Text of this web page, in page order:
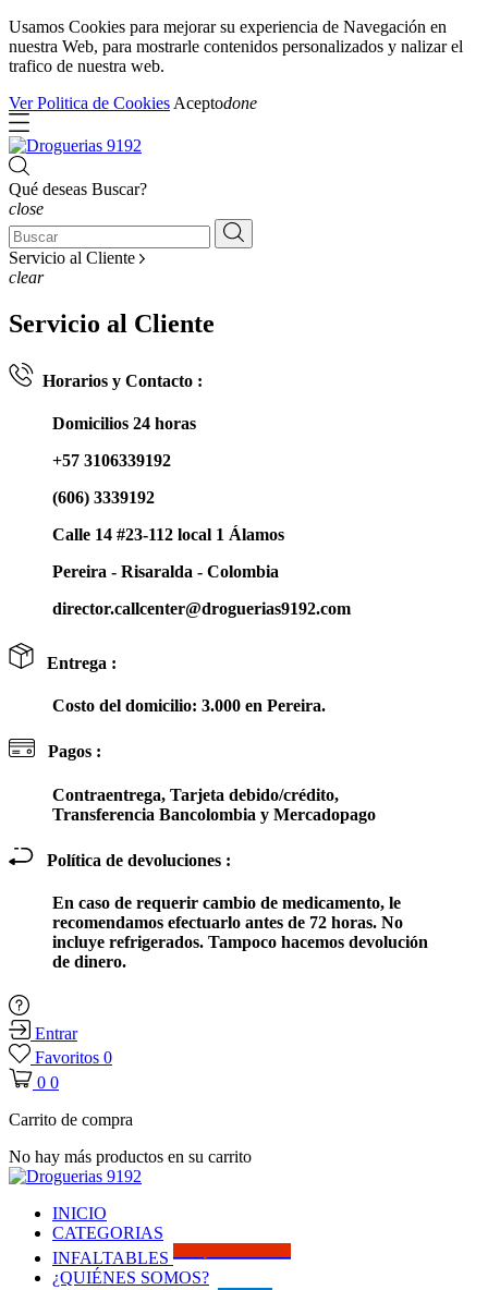
Usamos Cookies para mejorar su experiencia de Navegación en
nuestra Web, para mostrarle contenidos personalizados y nalizar el
trafico de nuestra web.
Ver Politica de Cookies Aceptodone
Qué deseas Buscar?
close
Servicio al Cliente
clear
Servicio al Cliente
Horarios y Contacto :
Domicilios 24 horas
+57 3106339192
(606) 3339192
Calle 14 #23-112 local 1 Álamos
Pereira - Risaralda - Colombia
director.callcenter@droguerias9192.com
Entrega :
Costo del domicilio: 3.000 en Pereira.
Pagos :
Contraentrega, Tarjeta debido/crédito,
Transferencia Bancolombia y Mercadopago
Política de devoluciones :
En caso de requerir cambio de medicamento, le
recomendamos efectuarlo antes de 72 horas. No
incluye refrigerados. Tampoco hacemos devolución
de dinero.
Entrar
Favoritos 0
0 0
Carrito de compra
No hay más productos en su carrito
INICIO
CATEGORIAS
INFALTABLES
¿QUIÉNES SOMOS?